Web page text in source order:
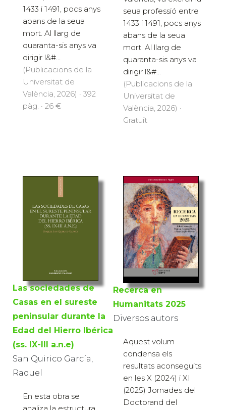
1433 i 1491, pocs anys
abans de la seua
mort. Al llarg de
quaranta-sis anys va
dirigir l&#...
(Publicacions de la
Universitat de
València, 2026) · 392
pàg. · 26 €
seua professió entre
1433 i 1491, pocs anys
abans de la seua
mort. Al llarg de
quaranta-sis anys va
dirigir l&#...
(Publicacions de la
Universitat de
València, 2026) ·
Gratuït
Las sociedades de
Casas en el sureste
peninsular durante la
Edad del Hierro Ibérica
(ss. IX-III a.n.e)
San Quirico García,
Raquel
En esta obra se
Recerca en
Humanitats 2025
Diversos autors
Aquest volum
condensa els
resultats aconseguits
en les X (2024) i XI
(2025) Jornades del
Doctorand del